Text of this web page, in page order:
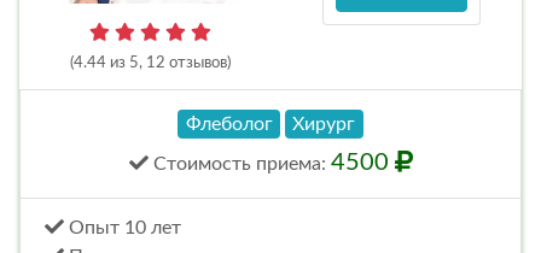
(4.44 из 5, 12 отзывов)
Флеболог Хирург
Стоимость приема: 4500
Опыт 10 лет